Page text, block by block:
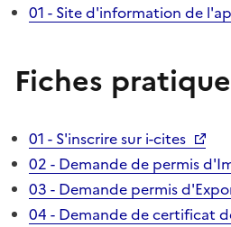
01 - Site d'information de
Fiches
01 - S'inscrire sur i-cites
02 - Demande de permis
03 - Demande permis
04 - Demande de certificat